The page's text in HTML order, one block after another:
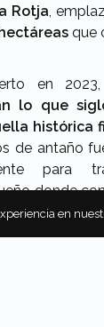
Rotja,
que
en
lo que
histórica
de antaño
para
donde
del
en